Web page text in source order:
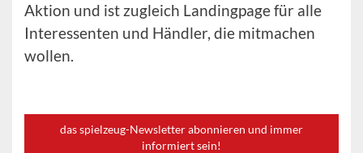
Aktion und ist zugleich Landingpage für alle
Interessenten und Händler, die mitmachen
wollen.
das spielzeug-Newsletter abonnieren und immer
informiert sein!